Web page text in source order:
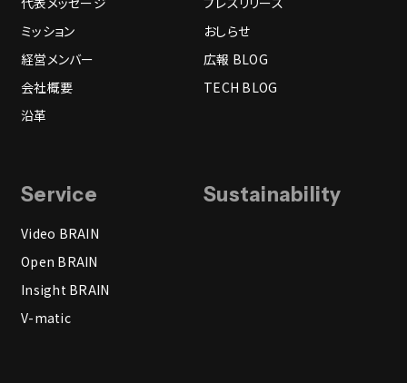
ミッション
経営メンバー
会社概要
沿革
おしらせ
広報 BLOG
TECH BLOG
Service
Video BRAIN
Open BRAIN
Insight BRAIN
V-matic
Sustainability